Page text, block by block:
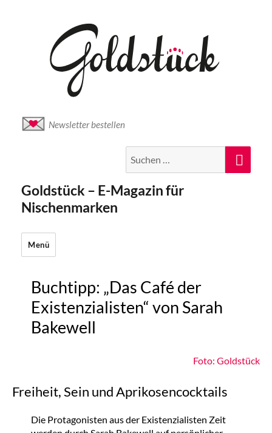
Newsletter bestellen
nach:
Goldstück – E-Magazin für
Nischenmarken
Menü
Buchtipp: „Das Café der
Existenzialisten“ von Sarah
Bakewell
Foto: Goldstück
Freiheit, Sein und Aprikosencocktails
Die Protagonisten aus der Existenzialisten Zeit